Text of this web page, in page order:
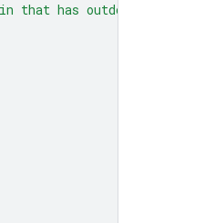
that has outdoor seating?"